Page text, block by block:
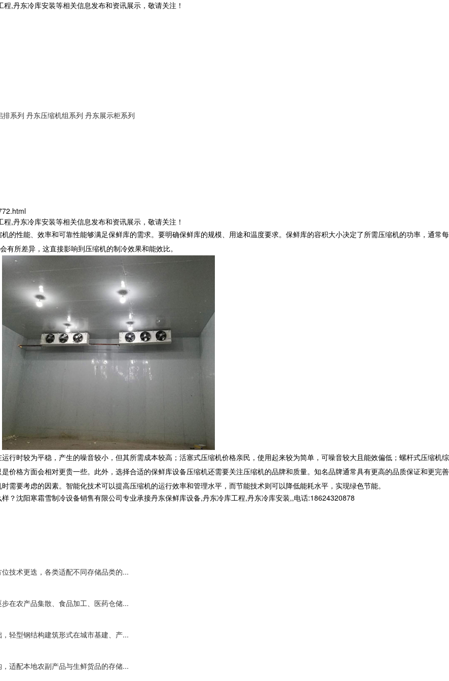
程,丹东冷库安装等相关信息发布和资讯展示，敬请关注！
排系列 丹东压缩机组系列 丹东展示柜系列
程,丹东冷库安装等相关信息发布和资讯展示，敬请关注！
的性能、效率和可靠性能够满足保鲜库的需求。要明确保鲜库的规模、用途和温度要求。保鲜库的容积大小决定了所需压缩机的功率，通常每
所差异，这直接影响到压缩机的制冷效果和能效比。
行时较为平稳，产生的噪音较小，但其所需成本较高；活塞式压缩机价格亲民，使用起来较为简单，可噪音较大且能效偏低；螺杆式压缩机综
价格方面会相对更贵一些。此外，选择合适的保鲜库设备压缩机还需要关注压缩机的品牌和质量。知名品牌通常具有更高的品质保证和更完善
要考虑的因素。智能化技术可以提高压缩机的运行效率和管理水平，而节能技术则可以降低能耗水平，实现绿色节能。
？沈阳寒霜雪制冷设备销售有限公司专业承接丹东保鲜库设备,丹东冷库工程,丹东冷库安装,,电话:18624320878
技术更迭，各类适配不同存储品类的...
在农产品集散、食品加工、医药仓储...
轻型钢结构建筑形式在城市基建、产...
适配本地农副产品与生鲜货品的存储...